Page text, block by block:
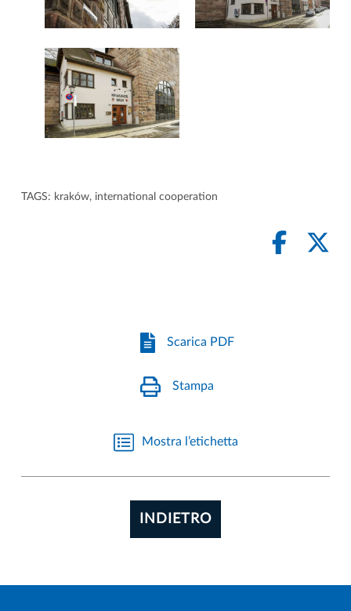
TAGS: kraków, international cooperation
Scarica PDF
Stampa
Mostra l’etichetta
INDIETRO